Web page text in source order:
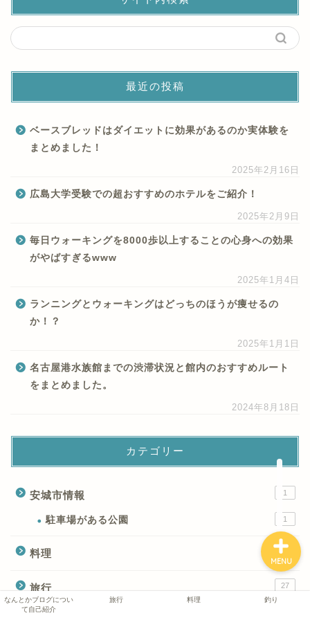
最近の投稿
ベースブレッドはダイエットに効果があるのか実体験を
まとめました！
2025年2月16日
広島大学受験での超おすすめのホテルをご紹介！
2025年2月9日
毎日ウォーキングを8000歩以上することの心身への効果
がやばすぎるwww
2025年1月4日
ランニングとウォーキングはどっちのほうが痩せるの
か！？
2025年1月1日
名古屋港水族館までの渋滞状況と館内のおすすめルート
をまとめました。
2024年8月18日
カテゴリー
安城市情報 1
駐車場がある公園 1
料理
旅行 27
北海道
なんとかブログについ
て自己紹介
旅行 料理 釣り
MENU
自己紹介
旅行